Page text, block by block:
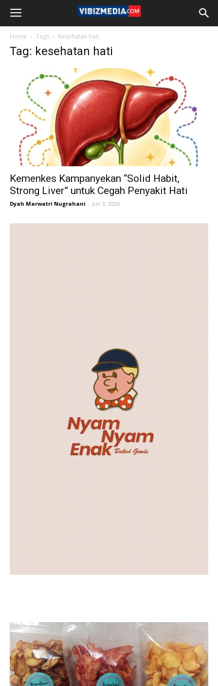
Home Tags Kesehatan hati
Tag: kesehatan hati
Kemenkes Kampanyekan “Solid Habit,
Strong Liver” untuk Cegah Penyakit Hati
Dyah Marwatri Nugrahani - Jun 3, 2026